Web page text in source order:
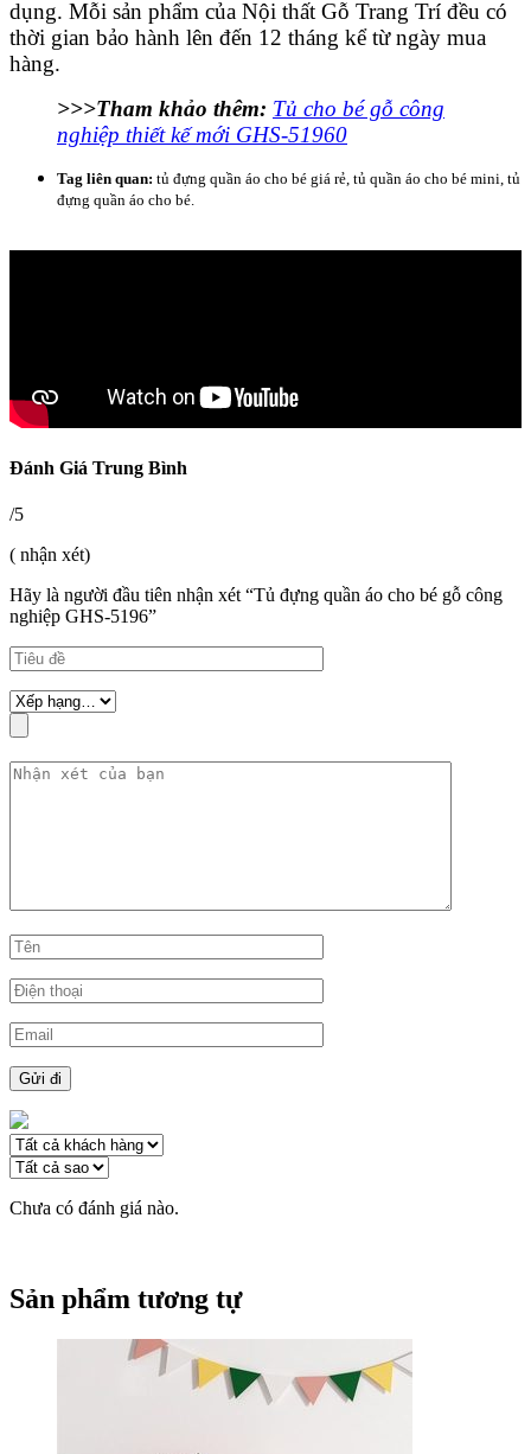
dụng. Mỗi sản phẩm của Nội thất Gỗ Trang Trí đều có
thời gian bảo hành lên đến 12 tháng kể từ ngày mua
hàng.
>>>Tham khảo thêm: Tủ cho bé gỗ công
nghiệp thiết kế mới GHS-51960
Tag liên quan: tủ đựng quần áo cho bé giá rẻ, tủ quần áo cho bé mini, tủ
đựng quần áo cho bé.
Đánh Giá Trung Bình
/5
( nhận xét)
Hãy là người đầu tiên nhận xét “Tủ đựng quần áo cho bé gỗ công
nghiệp GHS-5196”
Chưa có đánh giá nào.
Sản phẩm tương tự